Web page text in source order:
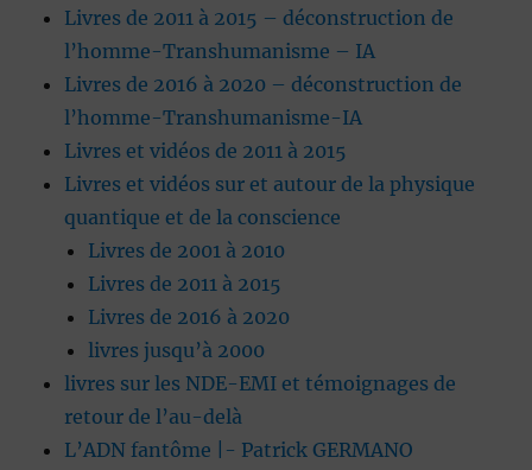
Livres de 2011 à 2015 – déconstruction de
l’homme-Transhumanisme – IA
Livres de 2016 à 2020 – déconstruction de
l’homme-Transhumanisme-IA
Livres et vidéos de 2011 à 2015
Livres et vidéos sur et autour de la physique
quantique et de la conscience
Livres de 2001 à 2010
Livres de 2011 à 2015
Livres de 2016 à 2020
livres jusqu’à 2000
livres sur les NDE-EMI et témoignages de
retour de l’au-delà
L’ADN fantôme |- Patrick GERMANO